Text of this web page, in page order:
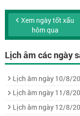
Xem ngày tốt xấu
hôm qua
Lịch âm các ngày
Lịch âm ngày 10/8/
Lịch âm ngày 11/8/
Lịch âm ngày 12/8/